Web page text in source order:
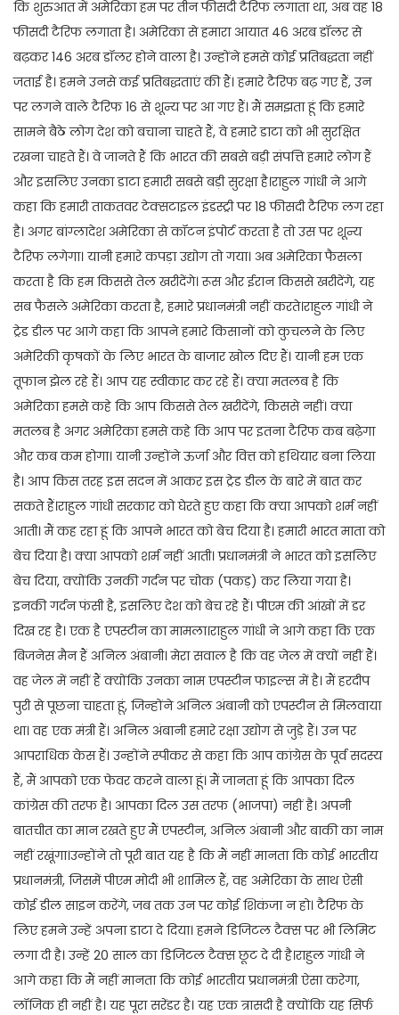
कि शुरुआत में अमेरिका हम पर तीन फीसदी टैरिफ लगाता था, अब वह 18
फीसदी टैरिफ लगाता है। अमेरिका से हमारा आयात 46 अरब डॉलर से
बढ़कर 146 अरब डॉलर होने वाला है। उन्होंने हमसे कोई प्रतिबद्धता नहीं
जताई है। हमने उनसे कई प्रतिबद्धताएं की हैं। हमारे टैरिफ बढ़ गए हैं, उन
पर लगने वाले टैरिफ 16 से शून्य पर आ गए हैं। मैं समझता हूं कि हमारे
सामने बैठे लोग देश को बचाना चाहते हैं, वे हमारे डाटा को भी सुरक्षित
रखना चाहते हैं। वे जानते हैं कि भारत की सबसे बड़ी संपत्ति हमारे लोग हैं
और इसलिए उनका डाटा हमारी सबसे बड़ी सुरक्षा है।राहुल गांधी ने आगे
कहा कि हमारी ताकतवर टेक्सटाइल इंडस्ट्री पर 18 फीसदी टैरिफ लग रहा
है। अगर बांग्लादेश अमेरिका से कॉटन इंपोर्ट करता है तो उस पर शून्य
टैरिफ लगेगा। यानी हमारे कपड़ा उद्योग तो गया। अब अमेरिका फैसला
करता है कि हम किससे तेल खरीदेंगे। रूस और ईरान किससे खरीदेंगे, यह
सब फैसले अमेरिका करता है, हमारे प्रधानमंत्री नहीं करते।राहुल गांधी ने
ट्रेड डील पर आगे कहा कि आपने हमारे किसानों को कुचलने के लिए
अमेरिकी कृषकों के लिए भारत के बाजार खोल दिए हैं। यानी हम एक
तूफान झेल रहे हैं। आप यह स्वीकार कर रहे हैं। क्या मतलब है कि
अमेरिका हमसे कहे कि आप किससे तेल खरीदेंगे, किससे नहीं। क्या
मतलब है अगर अमेरिका हमसे कहे कि आप पर इतना टैरिफ कब बढ़ेगा
और कब कम होगा। यानी उन्होंने ऊर्जा और वित्त को हथियार बना लिया
है। आप किस तरह इस सदन में आकर इस ट्रेड डील के बारे में बात कर
सकते हैं।राहुल गांधी सरकार को घेरते हुए कहा कि क्या आपको शर्म नहीं
आती। मैं कह रहा हूं कि आपने भारत को बेच दिया है। हमारी भारत माता को
बेच दिया है। क्या आपको शर्म नहीं आती। प्रधानमंत्री ने भारत को इसलिए
बेच दिया, क्योंकि उनकी गर्दन पर चोक (पकड़) कर लिया गया है।
इनकी गर्दन फंसी है, इसलिए देश को बेच रहे हैं। पीएम की आंखों में डर
दिख रह है। एक है एपस्टीन का मामला।राहुल गांधी ने आगे कहा कि एक
बिजनेस मैन हैं अनिल अंबानी। मेरा सवाल है कि वह जेल में क्यों नहीं हैं।
वह जेल में नहीं हैं क्योंकि उनका नाम एपस्टीन फाइल्स में है। मैं हरदीप
पुरी से पूछना चाहता हूं, जिन्होंने अनिल अंबानी को एपस्टीन से मिलवाया
था। वह एक मंत्री हैं। अनिल अंबानी हमारे रक्षा उद्योग से जुड़े हैं। उन पर
आपराधिक केस हैं। उन्होंने स्पीकर से कहा कि आप कांग्रेस के पूर्व सदस्य
हैं, मैं आपको एक फेवर करने वाला हूं। मैं जानता हूं कि आपका दिल
कांग्रेस की तरफ है। आपका दिल उस तरफ (भाजपा) नहीं है। अपनी
बातचीत का मान रखते हुए मैं एपस्टीन, अनिल अंबानी और बाकी का नाम
नहीं रखूंगा।उन्होंने तो पूरी बात यह है कि मैं नहीं मानता कि कोई भारतीय
प्रधानमंत्री, जिसमें पीएम मोदी भी शामिल हैं, वह अमेरिका के साथ ऐसी
कोई डील साइन करेंगे, जब तक उन पर कोई शिकंजा न हो। टैरिफ के
लिए हमने उन्हें अपना डाटा दे दिया। हमने डिजिटल टैक्स पर भी लिमिट
लगा दी है। उन्हें 20 साल का डिजिटल टैक्स छूट दे दी है।राहुल गांधी ने
आगे कहा कि मैं नहीं मानता कि कोई भारतीय प्रधानमंत्री ऐसा करेगा,
लॉजिक ही नहीं है। यह पूरा सरेंडर है। यह एक त्रासदी है क्योंकि यह सिर्फ